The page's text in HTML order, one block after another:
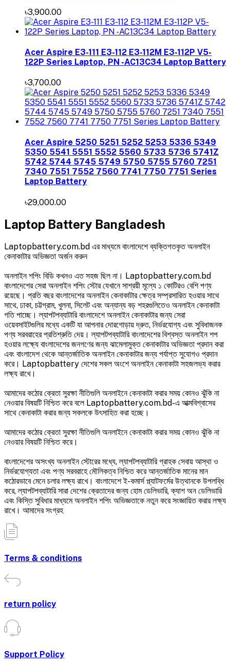
৳3,900.00
Acer Aspire E3-111 E3-112 E3-112M E3-112P V5-
122P Series Laptop, PN -AC13C34 Laptop Battery
৳3,700.00
Acer Aspire 5250 5251 5252 5253 5336 5349
5350 5541 5551 5552 5560 5733 5736 5741Z
5742 5744 5745 5749 5750 5755 5760 7251
7340 7551 7552 7560 7741 7750 7751 Series
Laptop Battery
৳29,000.00
Laptop Battery Bangladesh
Laptopbattery.com.bd এর মাধ্যমে বাংলাদেশে ব্যক্তিগতকৃত অনলাইন
কেনাকাটার অভিজ্ঞতা অর্জন করুন
অনলাইন শপিং বিডি কখনও এত সহজ ছিল না। Laptopbattery.com.bd
বাংলাদেশের সেরা অনলাইন শপিং স্টোর যেখানে সাশ্রয়ী মূল্যে ১ কোটিরও বেশি পণ্য
রয়েছে। প্রতি বছর বাংলাদেশের অনলাইন কেনাকাটার ক্ষেত্র সম্প্রসারিত হওয়ার সাথে
সাথে, ঢাকা, চট্টগ্রাম, খুলনা, সিলেট এবং অন্যান্য বড় শহরগুলিতেও অনলাইন কেনাকাটা
গতি পাচ্ছে। ল্যাপটপব্যাটারি বাংলাদেশে অনলাইন কেনাকাটার জন্য সেরা
ওয়েবসাইটগুলির মধ্যে একটি যা আপনার দোরগোড়ায় দ্রুত, নির্ভরযোগ্য এবং সুবিধাজনক
পণ্য সরবরাহের প্রতিশ্রুতি দেয়। ল্যাপটপব্যাটারি বাংলাদেশের বিশ্বস্ত অনলাইন শপ
হওয়ার লক্ষ্যে বাংলাদেশের জনগণের জন্য ঝামেলামুক্ত কেনাকাটার অভিজ্ঞতা প্রদান করা
এবং বাংলাদেশ থেকে আন্তর্জাতিক অনলাইন কেনাকাটার জন্য পর্যাপ্ত সুযোগও প্রদান
করে। Laptopbattery দেশের সকল অংশে অনলাইন কেনাকাটা সহজলভ্য করার
লক্ষ্য রাখে।
আমাদের কঠোর ক্রেতা সুরক্ষা নীতিগুলি অনলাইনে কেনাকাটা করার সময় কোনও ঝুঁকি না
নেওয়ার বিষয়টি নিশ্চিত করে বলে Laptopbattery.com.bd-এ আত্মবিশ্বাসের
সাথে কেনাকাটা করার জন্য সকলকে উৎসাহিত করা হচ্ছে।
আমাদের কঠোর ক্রেতা সুরক্ষা নীতিগুলি অনলাইনে কেনাকাটা করার সময় কোনও ঝুঁকি না
নেওয়ার বিষয়টি নিশ্চিত করে।
বাংলাদেশের অসংখ্য অনলাইন স্টোরের মধ্যে, ল্যাপটপব্যাটারি গ্রাহক সেবায় আস্থা ও
নির্ভরযোগ্যতা এবং পণ্য সরবরাহে মৌলিকত্ব নিশ্চিত করে আন্তর্জাতিক মানের মান
কঠোরভাবে মেনে চলার লক্ষ্য রাখে। বাংলাদেশে ই-কমার্স প্ল্যাটফর্মের উত্থানকে উপলব্ধি
করে, ল্যাপটপব্যাটারি সারা দেশের ক্রেতাদের জন্য হোম ডেলিভারি, ক্যাশ অন ডেলিভারি
এবং কিস্তি সুবিধার মাধ্যমে অনলাইন শপিং অভিজ্ঞতাকে নতুন করে সংজ্ঞায়িত করার লক্ষ্য
রাখে। আমাদের সংগ্রহ
Terms & conditions
return policy
Support Policy